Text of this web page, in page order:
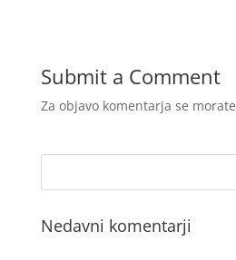
Submit a Comment
Za objavo komentarja se morate
Nedavni komentarji